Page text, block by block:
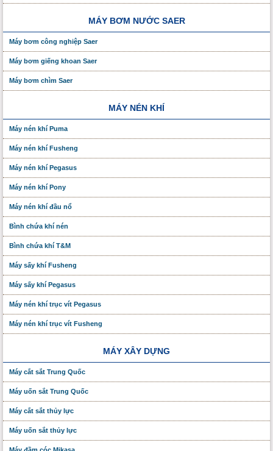
MÁY BƠM NƯỚC SAER
Máy bơm công nghiệp Saer
Máy bơm giếng khoan Saer
Máy bơm chìm Saer
MÁY NÉN KHÍ
Máy nén khí Puma
Máy nén khí Fusheng
Máy nén khí Pegasus
Máy nén khí Pony
Máy nén khí đầu nổ
Bình chứa khí nén
Bình chứa khí T&M
Máy sấy khí Fusheng
Máy sấy khí Pegasus
Máy nén khí trục vít Pegasus
Máy nén khí trục vít Fusheng
MÁY XÂY DỰNG
Máy cắt sắt Trung Quốc
Máy uốn sắt Trung Quốc
Máy cắt sắt thủy lực
Máy uốn sắt thủy lực